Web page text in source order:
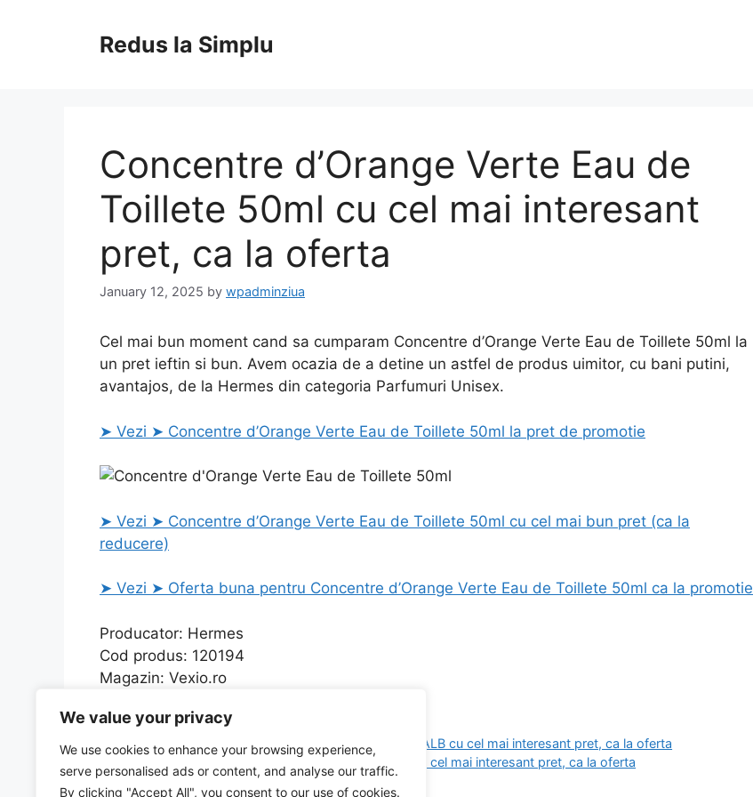
We value your privacy
We use cookies to enhance your browsing experience,
serve personalised ads or content, and analyse our traffic.
By clicking "Accept All", you consent to our use of cookies.
Redus la Simplu
Concentre d’Orange Verte Eau de
Toillete 50ml cu cel mai interesant
pret, ca la oferta
January 12, 2025 by wpadminziua
Cel mai bun moment cand sa cumparam Concentre d’Orange Verte Eau de Toillete 50ml la
un pret ieftin si bun. Avem ocazia de a detine un astfel de produs uimitor, cu bani putini,
avantajos, de la Hermes din categoria Parfumuri Unisex.
➤ Vezi ➤ Concentre d’Orange Verte Eau de Toillete 50ml la pret de promotie
➤ Vezi ➤ Concentre d’Orange Verte Eau de Toillete 50ml cu cel mai bun pret (ca la
reducere)
➤ Vezi ➤ Oferta buna pentru Concentre d’Orange Verte Eau de Toillete 50ml ca la promotie
Producator: Hermes
Cod produs: 120194
Magazin: Vexio.ro
Categories
Uncategorized
Cantar de bucatarie CANTAR BUCATARIE STICLA ALB cu cel mai interesant pret, ca la oferta
SLIM PASSIVE HUB U3HUB404, 4 porturi, negru cu cel mai interesant pret, ca la oferta